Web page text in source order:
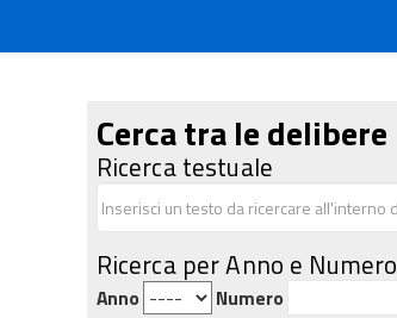
Cerca tra le delibere
Ricerca testuale
Ricerca per Anno e Numero
Anno Numero